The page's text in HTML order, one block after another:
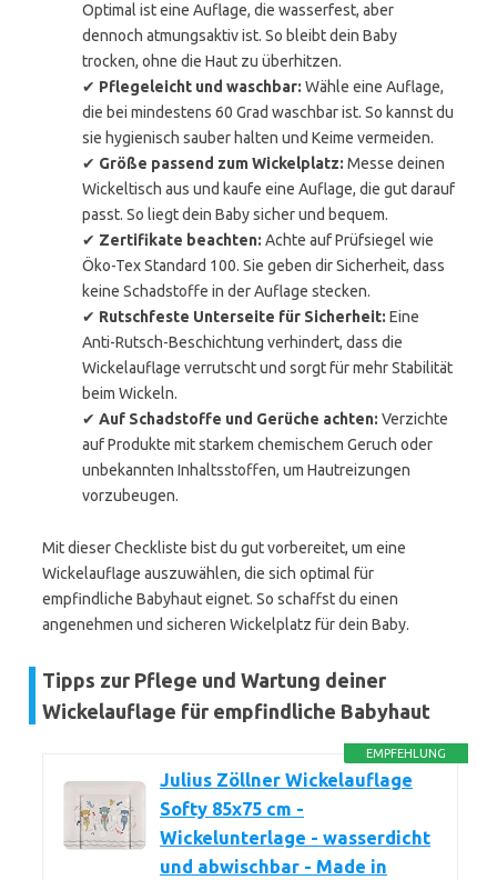
Optimal ist eine Auflage, die wasserfest, aber
dennoch atmungsaktiv ist. So bleibt dein Baby
trocken, ohne die Haut zu überhitzen.
✔ Pflegeleicht und waschbar: Wähle eine Auflage,
die bei mindestens 60 Grad waschbar ist. So kannst du
sie hygienisch sauber halten und Keime vermeiden.
✔ Größe passend zum Wickelplatz: Messe deinen
Wickeltisch aus und kaufe eine Auflage, die gut darauf
passt. So liegt dein Baby sicher und bequem.
✔ Zertifikate beachten: Achte auf Prüfsiegel wie
Öko-Tex Standard 100. Sie geben dir Sicherheit, dass
keine Schadstoffe in der Auflage stecken.
✔ Rutschfeste Unterseite für Sicherheit: Eine
Anti-Rutsch-Beschichtung verhindert, dass die
Wickelauflage verrutscht und sorgt für mehr Stabilität
beim Wickeln.
✔ Auf Schadstoffe und Gerüche achten: Verzichte
auf Produkte mit starkem chemischem Geruch oder
unbekannten Inhaltsstoffen, um Hautreizungen
vorzubeugen.
Mit dieser Checkliste bist du gut vorbereitet, um eine
Wickelauflage auszuwählen, die sich optimal für
empfindliche Babyhaut eignet. So schaffst du einen
angenehmen und sicheren Wickelplatz für dein Baby.
Tipps zur Pflege und Wartung deiner
Wickelauflage für empfindliche Babyhaut
EMPFEHLUNG
Julius Zöllner Wickelauflage
Softy 85x75 cm -
Wickelunterlage - wasserdicht
und abwischbar - Made in